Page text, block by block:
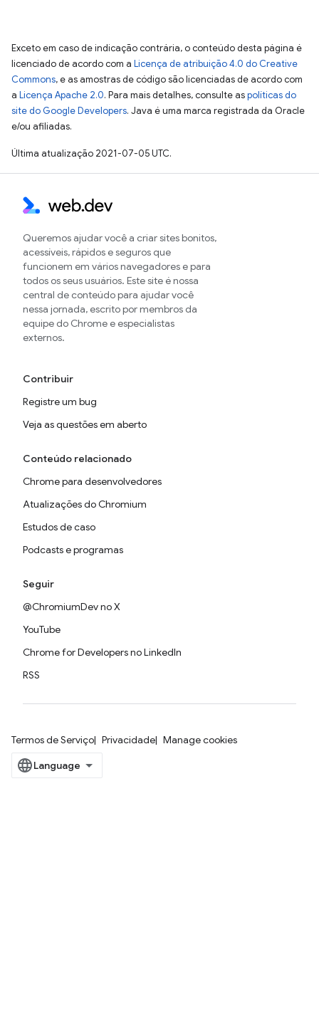
Exceto em caso de indicação contrária, o conteúdo desta página é
licenciado de acordo com a Licença de atribuição 4.0 do Creative
Commons, e as amostras de código são licenciadas de acordo com
a Licença Apache 2.0. Para mais detalhes, consulte aspolíticas do
site do Google Developers. Java é uma marca registrada da Oracle
e/ou afiliadas.
Última atualização 2021-07-05 UTC.
Queremos ajudar você a criar sites bonitos,
acessíveis, rápidos e seguros que
funcionem em vários navegadores e para
todos os seus usuários. Este site é nossa
central de conteúdo para ajudar você
nessa jornada, escrito por membros da
equipe do Chrome e especialistas
externos.
Contribuir
Registre um bug
Veja as questões em aberto
Conteúdo relacionado
Chrome para desenvolvedores
Atualizações do Chromium
Estudos de caso
Podcasts e programas
Seguir
@ChromiumDev no X
YouTube
Chrome for Developers no LinkedIn
RSS
Termos de Serviço Privacidade Manage cookies